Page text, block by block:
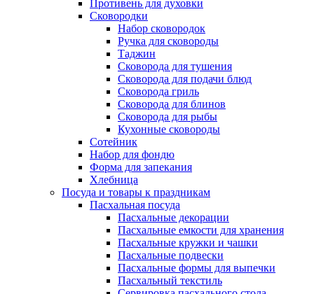
Противень для духовки
Сковородки
Набор сковородок
Ручка для сковороды
Таджин
Сковорода для тушения
Сковорода для подачи блюд
Сковорода гриль
Сковорода для блинов
Сковорода для рыбы
Кухонные сковороды
Сотейник
Набор для фондю
Форма для запекания
Хлебница
Посуда и товары к праздникам
Пасхальная посуда
Пасхальные декорации
Пасхальные емкости для хранения
Пасхальные кружки и чашки
Пасхальные подвески
Пасхальные формы для выпечки
Пасхальный текстиль